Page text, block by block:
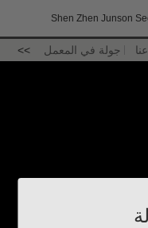
Shen Zhen Junson
جولة في المعمل >>